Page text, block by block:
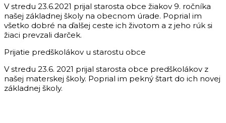
V stredu 23.6.2021 prijal starosta obce žiakov 9. ročníka
našej základnej školy na obecnom úrade. Poprial im
všetko dobré na ďalšej ceste ich životom a z jeho rúk si
žiaci prevzali darček.
Prijatie predškolákov u starostu obce
V stredu 23.6. 2021 prijal starosta obce predškolákov z
našej materskej školy. Poprial im pekný štart do ich novej
základnej školy.